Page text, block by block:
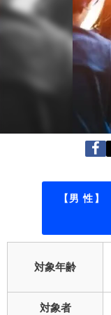
【男 性】
対象年齢
対象者